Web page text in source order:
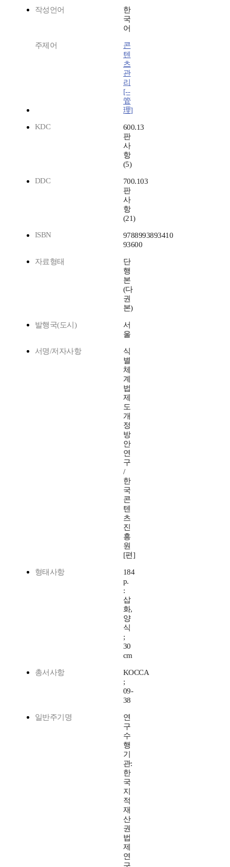
작성언어
한
국
어
주제어
콘
텐
츠
관
리
[--
管
理]
KDC
600.13
판
사
항
(5)
DDC
700.103
판
사
항
(21)
ISBN
9788993893410
93600
자료형태
단
행
본
(다
권
본)
발행국(도시)
서
울
서명/저자사항
식
별
체
계
법
제
도
개
정
방
안
연
구
/
한
국
콘
텐
츠
진
흥
원
[편]
형태사항
184
p.
:
삽
화,
양
식
;
30
cm
총서사항
KOCCA
;
09-
38
일반주기명
연
구
수
행
기
관:
한
국
지
적
재
산
권
법
제
연